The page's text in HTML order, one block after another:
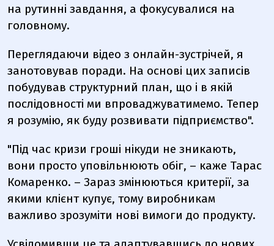
на рутинні завдання, а фокусувалися на
головному.
Переглядаючи відео з онлайн-зустрічей, я
занотовував поради. На основі цих записів
побудував структурний план, що і в якій
послідовності ми впроваджуватимемо. Тепер
я розумію, як буду розвивати підприємство".
"Під час кризи гроші нікуди не зникають,
вони просто уповільнюють обіг, – каже Тарас
Комаренко. – Зараз змінюються критерії, за
якими клієнт купує, тому виробникам
важливо зрозуміти нові вимоги до продукту.